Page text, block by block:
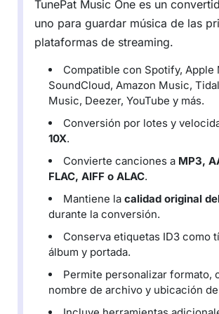
TunePat Music One es un
uno para guardar música de las
plataformas de streaming.
Compatible con Spotify, Apple
SoundCloud, Amazon Music,
Music, Deezer, YouTube y más.
Conversión por lotes y
10X.
Convierte canciones a MP3,
FLAC, AIFF o ALAC.
Mantiene la calidad original
durante la conversión.
Conserva etiquetas ID3 como
álbum y portada.
Permite personalizar formato,
nombre de archivo y ubicación